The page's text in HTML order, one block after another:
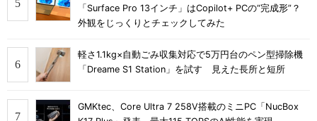
「Surface Pro 13インチ」はCopilot+ PCの“完成形”？
外観をじっくりとチェックしてみた
軽さ1.1kg×自動ごみ収集対応で5万円台のペン型掃除機
「Dreame S1 Station」を試す 見えた長所と短所
GMKtec、Core Ultra 7 258V搭載のミニPC「NucBox